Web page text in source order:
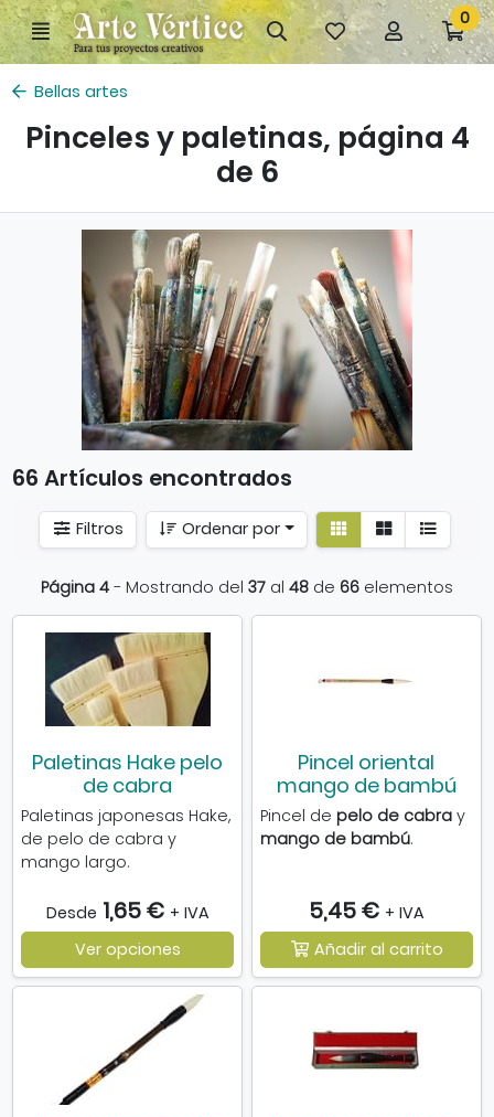
Ir al contenido principal de la página
Menú Búsqueda
Mis
artículos
Mi
cuenta
Ir
a
0
Bellas artes
Pinceles y paletinas, página 4
de 6
66 Artículos encontrados
Filtros Ordenar por
Ver
detallelistado
Página 4 - Mostrando del 37 al 48 de 66 elementos
Paletinas Hake pelo
de cabra
Paletinas japonesas Hake,
de pelo de cabra y
mango largo.
Desde 1,65 € + IVA
Ver opciones
Pincel oriental
mango de bambú
Pincel de pelo de cabray
mango de bambú.
5,45 € + IVA
Añadir al carrito